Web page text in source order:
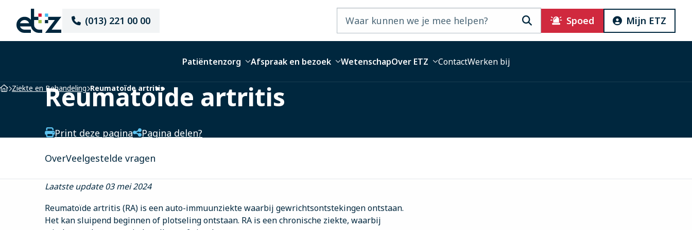
Elisabeth-
TweeSteden
Ziekenhuis
(013) 221 00 00 Zoeken Spoed Mijn ETZ
Patiëntenzorg Afspraak en bezoek WetenschapOver ETZ ContactWerken bij
Home
Ziekte en Behandeling Reumatoïde artritis
Reumatoïde artritis
Print deze pagina Pagina delen?
OverVeelgestelde vragen
Laatste update 03 mei 2024
Reumatoïde artritis (RA) is een auto-immuunziekte waarbij gewrichtsontstekingen ontstaan.
Het kan sluipend beginnen of plotseling ontstaan. RA is een chronische ziekte, waarbij